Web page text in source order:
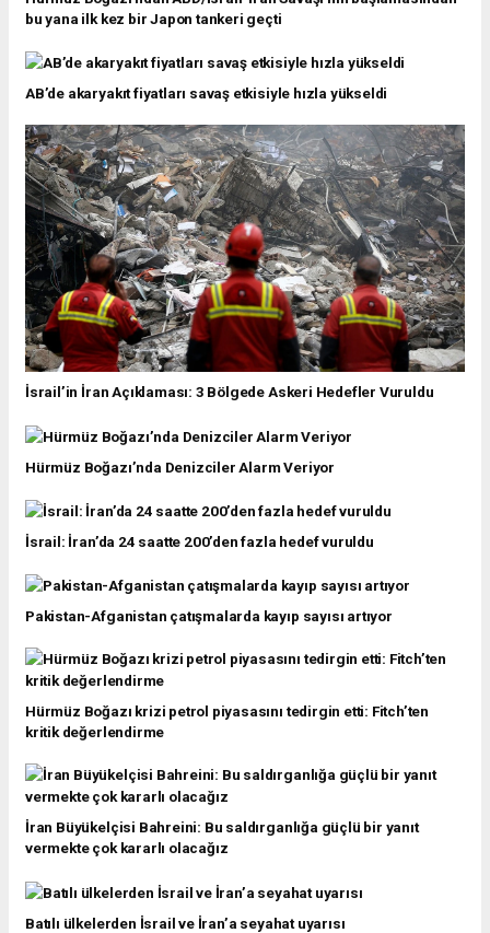
bu yana ilk kez bir Japon tankeri geçti
AB’de akaryakıt fiyatları savaş etkisiyle hızla yükseldi
İsrail’in İran Açıklaması: 3 Bölgede Askeri Hedefler Vuruldu
Hürmüz Boğazı’nda Denizciler Alarm Veriyor
İsrail: İran’da 24 saatte 200’den fazla hedef vuruldu
Pakistan-Afganistan çatışmalarda kayıp sayısı artıyor
Hürmüz Boğazı krizi petrol piyasasını tedirgin etti: Fitch’ten
kritik değerlendirme
İran Büyükelçisi Bahreini: Bu saldırganlığa güçlü bir yanıt
vermekte çok kararlı olacağız
Batılı ülkelerden İsrail ve İran’a seyahat uyarısı